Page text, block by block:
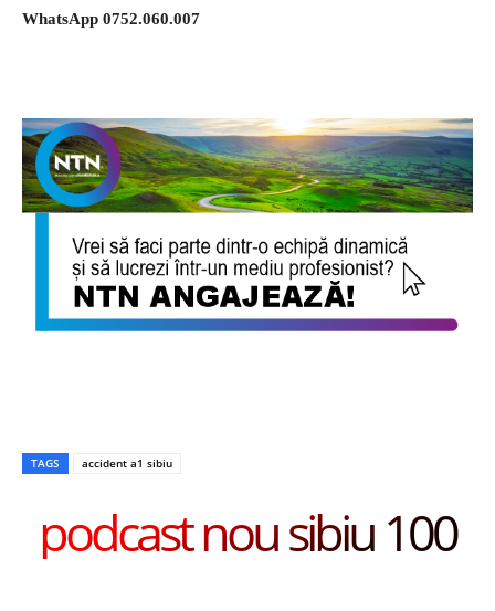
WhatsApp 0752.060.007
TAGS accident a1 sibiu
podcast nou sibiu 100